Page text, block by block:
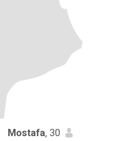
Mostafa, 30